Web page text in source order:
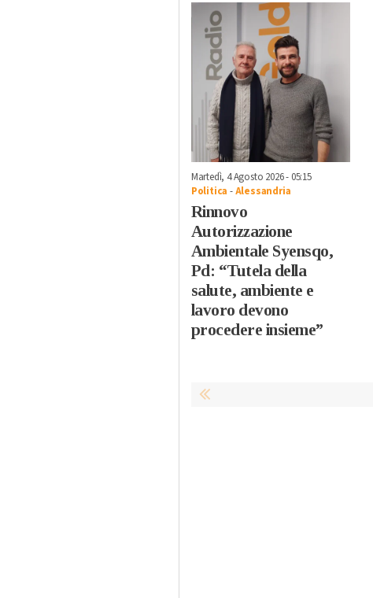
Martedì, 4 Agosto 2026 - 05:15
Politica -Alessandria
Rinnovo
Autorizzazione
Ambientale Syensqo,
Pd: “Tutela della
salute, ambiente e
lavoro devono
procedere insieme”